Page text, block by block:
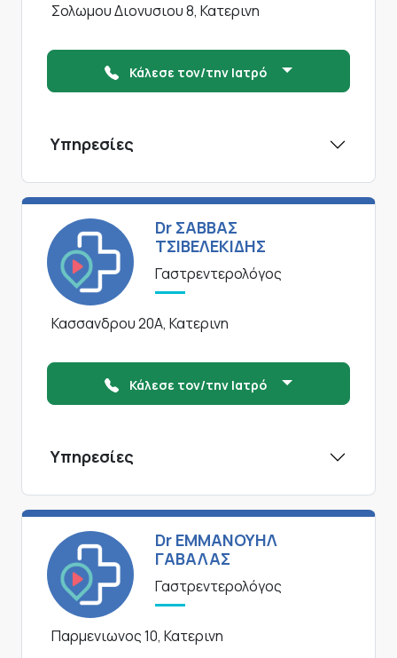
Σολωμου Διονυσιου 8, Κατερινη
Κάλεσε τον/την Ιατρό
Υπηρεσίες
Dr ΣΑΒΒΑΣ
ΤΣΙΒΕΛΕΚΙΔΗΣ
Γαστρεντερολόγος
Κασσανδρου 20Α, Κατερινη
Κάλεσε τον/την Ιατρό
Υπηρεσίες
Dr ΕΜΜΑΝΟΥΗΛ
ΓΑΒΑΛΑΣ
Γαστρεντερολόγος
Παρμενιωνος 10, Κατερινη